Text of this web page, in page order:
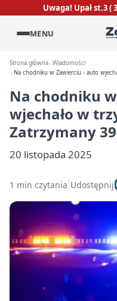
Uwaga! Upał st.3
MENU
Strona główna Wiadomości
Na chodniku w Zawierciu - auto
Na chodniku
wjechało w
Zatrzymany
20 listopada 2025
1 min czytania Udostępnij